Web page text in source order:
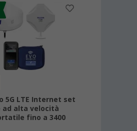
5G LTE Internet set
ad alta velocità
fino a 3400